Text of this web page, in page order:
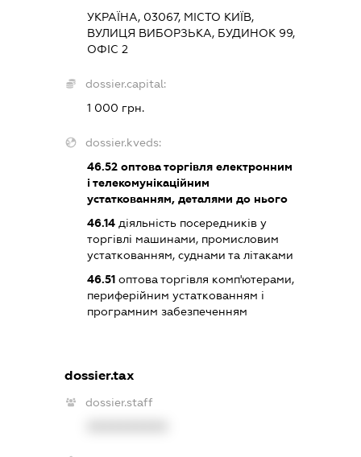
УКРАЇНА, 03067, МІСТО КИЇВ,
ВУЛИЦЯ ВИБОРЗЬКА, БУДИНОК 99,
ОФІС 2
dossier.capital:
1 000 грн.
dossier.kveds:
46.52 оптова торгівля електронним
і телекомунікаційним
устаткованням, деталями до нього
46.14 діяльність посередників у
торгівлі машинами, промисловим
устаткованням, суднами та літаками
46.51 оптова торгівля комп'ютерами,
периферійним устаткованням і
програмним забезпеченням
dossier.tax
dossier.staff